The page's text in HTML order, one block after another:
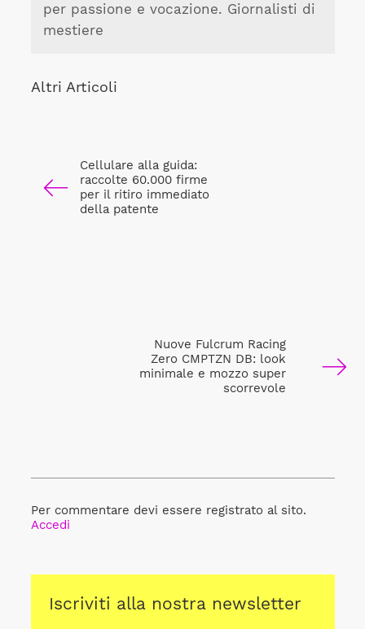
per passione e vocazione. Giornalisti di
mestiere
Altri Articoli
Cellulare alla guida:
raccolte 60.000 firme
per il ritiro immediato
della patente
Nuove Fulcrum Racing
Zero CMPTZN DB: look
minimale e mozzo super
scorrevole
Per commentare devi essere registrato al sito.
Accedi
Iscriviti alla nostra newsletter